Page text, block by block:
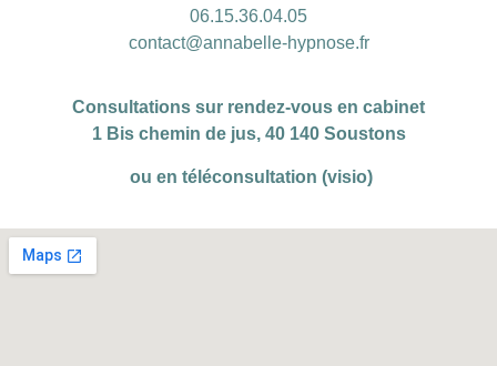
06.15.36.04.05
contact@annabelle-hypnose.fr
Consultations sur rendez-vous en cabinet
1 Bis chemin de jus, 40 140 Soustons
ou en téléconsultation (visio)